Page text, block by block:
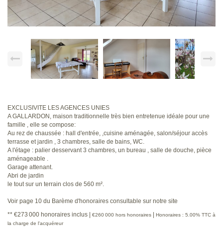
EXCLUSIVITE LES AGENCES UNIES
A GALLARDON, maison traditionnelle très bien entretenue idéale pour une
famille , elle se compose:
Au rez de chaussée : hall d'entrée, ,cuisine aménagée, salon/séjour accès
terrasse et jardin , 3 chambres, salle de bains, WC.
A l'étage : palier desservant 3 chambres, un bureau , salle de douche, pièce
aménageable .
Garage attenant.
Abri de jardin
le tout sur un terrain clos de 560 m².
Voir page 10 du Barème d'honoraires consultable sur notre site
** €273 000 honoraires inclus €260 000 hors honoraires
Honoraires : 5.00% TTC à
la charge de l'acquéreur